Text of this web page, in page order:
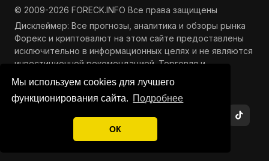
Мы используем cookies для лучшего
функционирования сайта. Подробнее
ОК
© 2009-2026 FORECK.INFO Все права защищены
Дисклеймер: Все прогнозы, аналитика и обзоры рынка
Форекс и криптовалют на этом сайте предоставлены
исключительно в информационных целях и не являются
инвестиционной рекомендацией. Торговля и
инвестиции связаны с риском потери капитала.
Подробнее —Полный дисклеймер